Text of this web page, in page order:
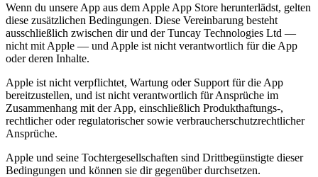
Wenn du unsere App aus dem Apple App Store herunterlädst, gelten
diese zusätzlichen Bedingungen. Diese Vereinbarung besteht
ausschließlich zwischen dir und der Tuncay Technologies Ltd —
nicht mit Apple — und Apple ist nicht verantwortlich für die App
oder deren Inhalte.
Apple ist nicht verpflichtet, Wartung oder Support für die App
bereitzustellen, und ist nicht verantwortlich für Ansprüche im
Zusammenhang mit der App, einschließlich Produkthaftungs-,
rechtlicher oder regulatorischer sowie verbraucherschutzrechtlicher
Ansprüche.
Apple und seine Tochtergesellschaften sind Drittbegünstigte dieser
Bedingungen und können sie dir gegenüber durchsetzen.